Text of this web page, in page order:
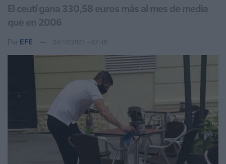
El ceutí gana 330,58 euros más al mes de media
que en 2006
Por EFE 04/12/2021 - 07:40